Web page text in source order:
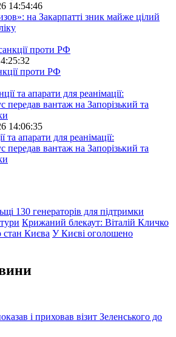
14:54:46
на Закарпатті зник майже цілий
проти РФ
14:06:35
та апарати для реанімації:
передав вантаж на Запорізький та
130 генераторів для підтримки
Крижаний блекаут: Віталій Кличко
Києва У Києві оголошено
і приховав візит Зеленського до